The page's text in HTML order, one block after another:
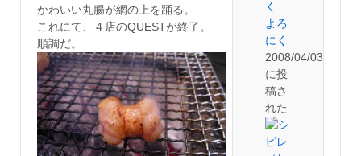
かわいい丸腸が網の上を踊る。
これにて、４店のQUESTが終了。
順調だ。
よろ
にく
2008/04/03
に投
稿さ
れた